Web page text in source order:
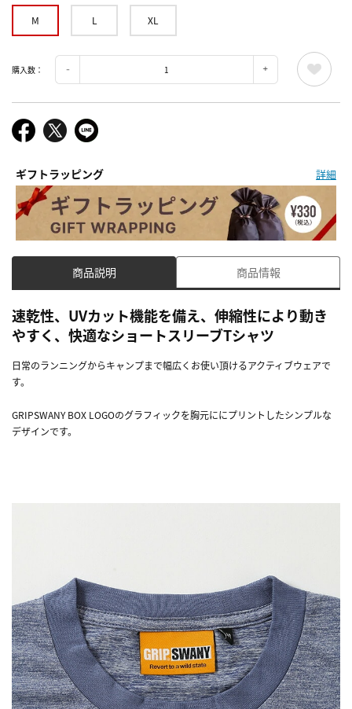
M L XL
購入数：
ギフトラッピング 詳細
商品説明 商品情報
速乾性、UVカット機能を備え、伸縮性により動き
やすく、快適なショートスリーブTシャツ
日常のランニングからキャンプまで幅広くお使い頂けるアクティブウェアで
す。
GRIPSWANY BOX LOGOのグラフィックを胸元ににプリントしたシンプルな
デザインです。